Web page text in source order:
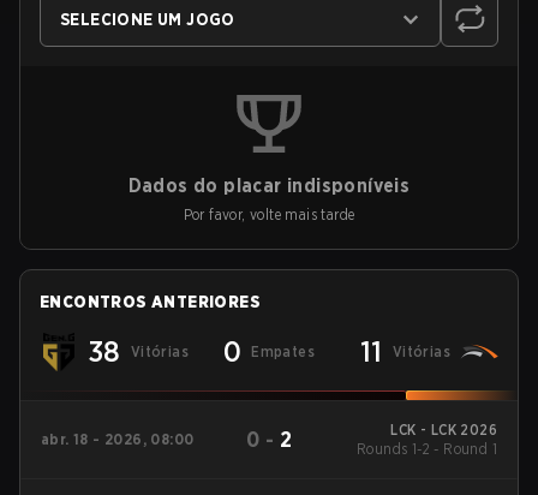
SELECIONE UM JOGO
Dados do placar indisponíveis
Por favor, volte mais tarde
ENCONTROS ANTERIORES
38 Vitórias 0 Empates 11 Vitórias
abr. 18 - 2026, 08:00 0 - 2
LCK - LCK 2026
Rounds 1-2 - Round 1